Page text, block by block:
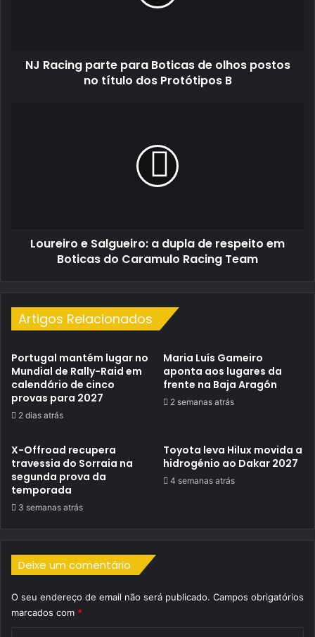
títuloNJ Racing parte para Boticas de olhos postos
no título dos Protótipos B
Loureiro e Salgueiro: a dupla de respeito em
Boticas do Caramulo Racing Team
Artigos Relacionados
Portugal mantém lugar no
Mundial de Rally-Raid em
calendário de cinco
provas para 2027
2 dias atrás
Maria Luís Gameiro
aponta aos lugares da
frente na Baja Aragón
2 semanas atrás
X-Offroad recupera
travessia do Sorraia na
segunda prova da
temporada
3 semanas atrás
Toyota leva Hilux movida a
hidrogénio ao Dakar 2027
4 semanas atrás
Deixe um comentário
O seu endereço de email não será publicado. Campos obrigatórios
marcados com *